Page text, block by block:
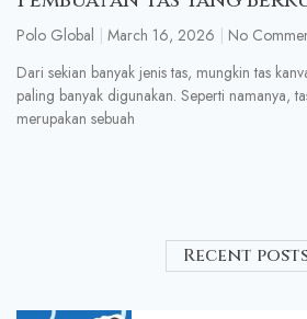
Polo Global March 16, 2026
No
Dari sekian banyak jenis tas, mungkin tas
paling banyak digunakan. Seperti namanya,
merupakan sebuah
Recent